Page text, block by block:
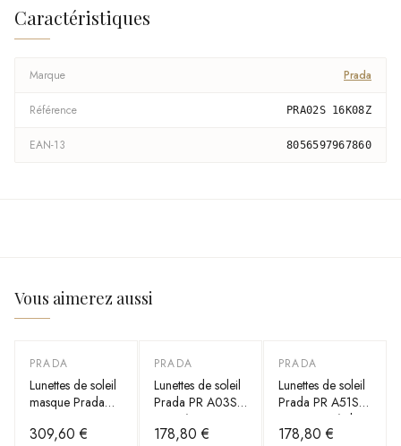
Caractéristiques
Marque Prada
Référence PRA02S 16K08Z
EAN-13 8056597967860
Vous aimerez aussi
PRADA
Lunettes de soleil
masque Prada
SPS04W
309,60 €
PRADA
Lunettes de soleil
Prada PR A03S
en acétate
178,80 €
PRADA
Lunettes de soleil
Prada PR A51S
monture métal
178,80 €